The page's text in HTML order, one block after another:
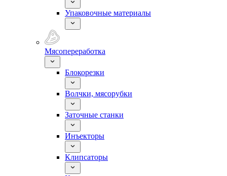
Упаковочные материалы
Мясопереработка
Блокорезки
Волчки, мясорубки
Заточные станки
Инъекторы
Клипсаторы